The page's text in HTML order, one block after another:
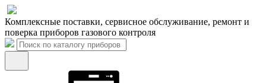
Комплексные поставки, сервисное обслуживание, ремонт и
поверка приборов газового контроля